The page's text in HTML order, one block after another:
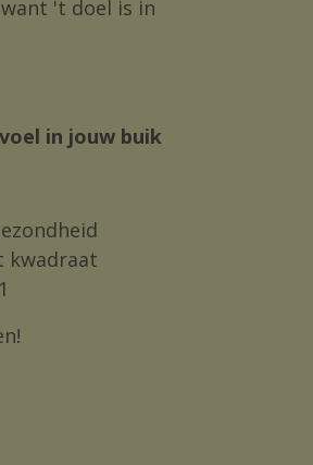
't doel is in
in jouw buik
kwadraat